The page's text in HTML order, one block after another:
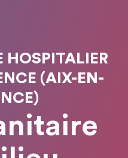
HOSPITALIER
(AIX-EN-